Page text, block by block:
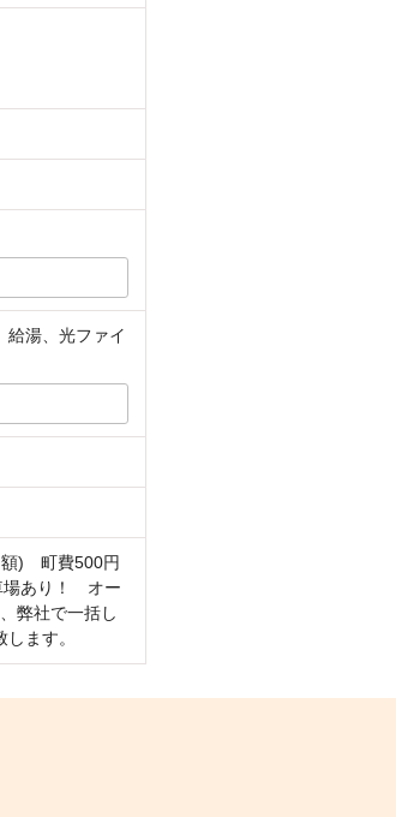
給湯、光ファイ
額) 町費500円
場あり！ オー
弊社で一括し
ます。